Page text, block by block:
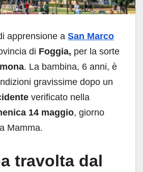
apprensione a San Marco
di Foggia, per la sorte
. La bambina, 6 anni, è
gravissime dopo un
verificato nella
14 maggio, giorno
Mamma.
travolta dal